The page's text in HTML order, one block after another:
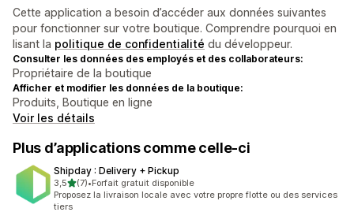
Cette application a besoin d’accéder aux données suivantes
pour fonctionner sur votre boutique. Comprendre pourquoi en
lisant la politique de confidentialité du développeur.
Consulter les données des employés et des collaborateurs:
Propriétaire de la boutique
Afficher et modifier les données de la boutique:
Produits, Boutique en ligne
Voir les détails
Plus d’applications comme celle-ci
Shipday : Delivery + Pickup
3,5étoile(s) sur 5
(7)
7 avis au total
•Forfait gratuit disponible
Proposez la livraison locale avec votre propre flotte ou des services
tiers